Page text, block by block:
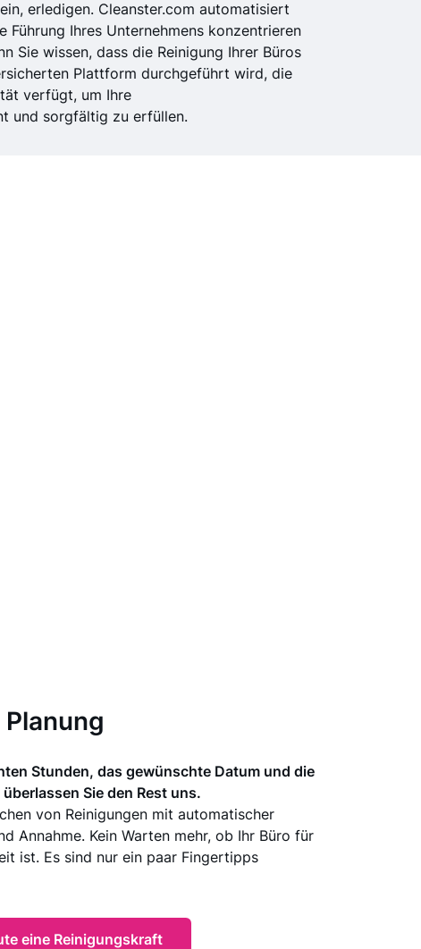
erledigen. Cleanster.com automatisiert
Führung Ihres Unternehmens konzentrieren
Sie wissen, dass die Reinigung Ihrer Büros
Plattform durchgeführt wird, die
verfügt, um Ihre
und sorgfältig zu erfüllen.
Stunden, das gewünschte Datum und die
Sie den Rest uns.
von Reinigungen mit automatischer
Annahme. Kein Warten mehr, ob Ihr Büro für
ist. Es sind nur ein paar Fingertipps
eine Reinigungskraft